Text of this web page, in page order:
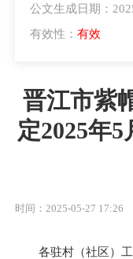
公文生成日期：
有效性： 有效
晋江市紫
定2025年
时间：2025-05-27 17:26
各驻村（社区）工